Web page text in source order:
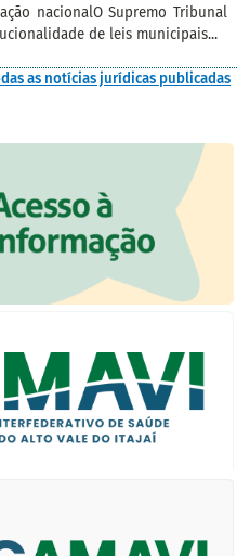
nacionalO Supremo Tribunal
de leis municipais...
as notícias jurídicas publicadas